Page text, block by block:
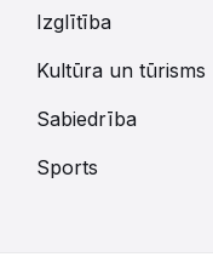
Izglītība
Kultūra un tūrisms
Sabiedrība
Sports